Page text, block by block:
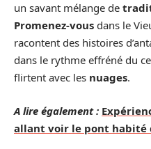
un savant mélange de
Promenez-vous dans le
racontent des histoires
dans le rythme effréné du
flirtent avec les nuages.
A lire également :
allant voir le pont habité